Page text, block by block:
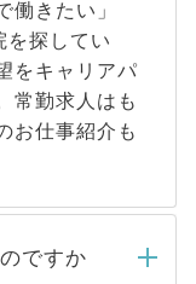
働きたい」
を探してい
をキャリアパ
常勤求人はも
お仕事紹介も
ですか